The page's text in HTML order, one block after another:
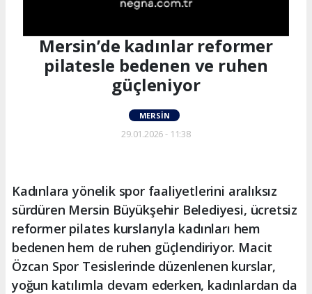
Mersin’de kadınlar reformer
pilatesle bedenen ve ruhen
güçleniyor
MERSIN
29.01.2026 - 11:38
Kadınlara yönelik spor faaliyetlerini aralıksız
sürdüren Mersin Büyükşehir Belediyesi, ücretsiz
reformer pilates kurslarıyla kadınları hem
bedenen hem de ruhen güçlendiriyor. Macit
Özcan Spor Tesislerinde düzenlenen kurslar,
yoğun katılımla devam ederken, kadınlardan da